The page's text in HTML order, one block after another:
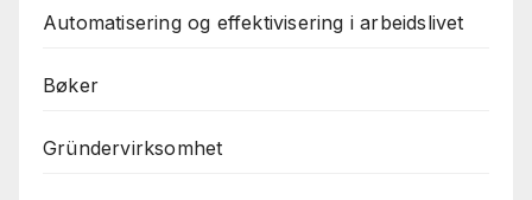
Automatisering og effektivisering i arbeidslivet
Bøker
Gründervirksomhet